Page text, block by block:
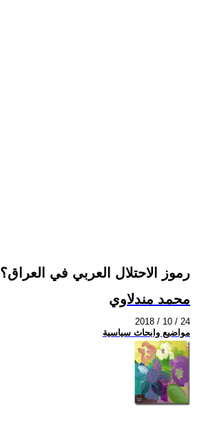
رموز الاحتلال العربي في العراق؟
محمد مندلاوي
2018 / 10 / 24
مواضيع وابحاث سياسية